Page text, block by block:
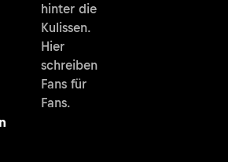
hinter die
Kulissen.
Hier
schreiben
Fans für
Fans.